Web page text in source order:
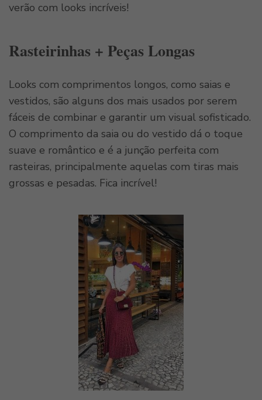
verão com looks incríveis!
Rasteirinhas + Peças Longas
Looks com comprimentos longos, como saias e
vestidos, são alguns dos mais usados por serem
fáceis de combinar e garantir um visual sofisticado.
O comprimento da saia ou do vestido dá o toque
suave e romântico e é a junção perfeita com
rasteiras, principalmente aquelas com tiras mais
grossas e pesadas. Fica incrível!